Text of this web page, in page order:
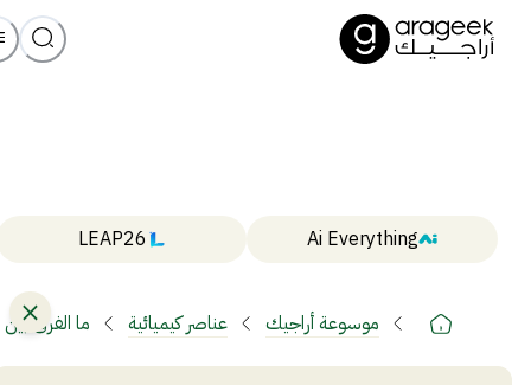
Ai Everything
LEAP26
موسوعة أراجيك عناصر كيميائية ما الفرق